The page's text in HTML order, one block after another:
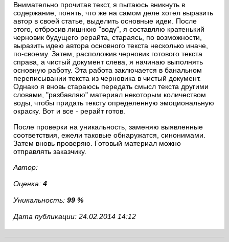
Внимательно прочитав текст, я пытаюсь вникнуть в
содержание, понять, что же на самом деле хотел выразить
автор в своей статье, выделить основные идеи. После
этого, отбросив лишнюю "воду", я составляю кратенький
черновик будущего рерайта, стараясь, по возможности,
выразить идею автора основного текста несколько иначе,
по-своему. Затем, расположив черновик готового текста
справа, а чистый документ слева, я начинаю выполнять
основную работу. Эта работа заключается в банальном
переписывании текста из черновика в чистый документ.
Однако я вновь стараюсь передать смысл текста другими
словами, "разбавляю" материал некоторым количеством
воды, чтобы придать тексту определенную эмоциональную
окраску. Вот и все - рерайт готов.
После проверки на уникальность, заменяю выявленные
соответствия, ежели таковые обнаружатся, синонимами.
Затем вновь проверяю. Готовый материал можно
отправлять заказчику.
Автор:
Оценка: 4
Уникальность: 99 %
Дата публикации: 24.02.2014 14:12